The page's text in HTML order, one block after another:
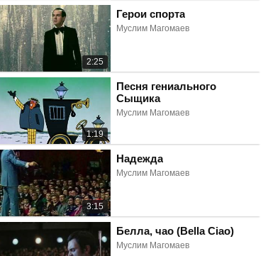
2:25
Герои спорта
Муслим Магомаев
1:19
Песня гениального
Сыщика
Муслим Магомаев
3:15
Надежда
Муслим Магомаев
Белла, чао (Bella Ciao)
Муслим Магомаев